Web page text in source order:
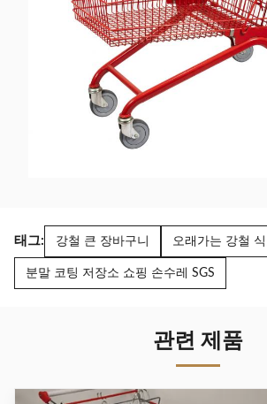
태그: 강철 큰 장바구니 오래가는 강철
분말 코팅 저장소 쇼핑 손수레 SGS
관련 제품